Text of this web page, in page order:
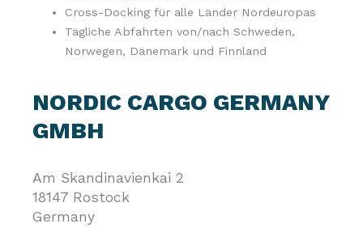
Cross-Docking für alle Länder Nordeuropas
Tägliche Abfahrten von/nach Schweden,
Norwegen, Dänemark und Finnland
NORDIC CARGO GERMANY
GMBH
Am Skandinavienkai 2
18147 Rostock
Germany